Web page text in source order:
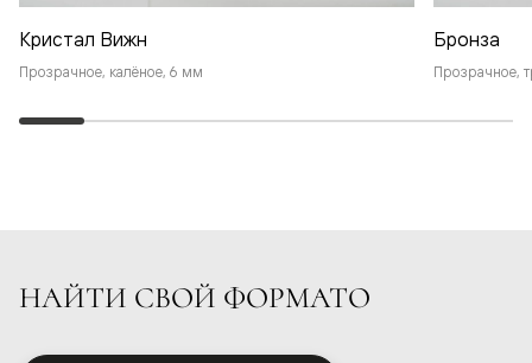
Кристал Вижн
Прозрачное, калёное, 6 мм
Бронза
Прозрачное,
НАЙТИ СВОЙ ФОРМАТО